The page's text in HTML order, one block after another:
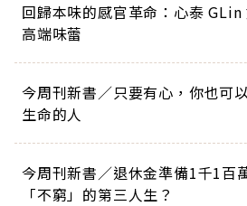
回歸本味的感官革命：心泰
高端味蕾
今周刊新書／只要有心，你也可
生命的人
今周刊新書／退休金準備1千1百
「不窮」的第三人生？